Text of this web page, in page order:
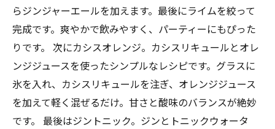
らジンジャーエールを加えます。最後にライムを絞って
完成です。爽やかで飲みやすく、パーティーにもぴった
りです。 次にカシスオレンジ。カシスリキュールとオレ
ンジジュースを使ったシンプルなレシピです。グラスに
氷を入れ、カシスリキュールを注ぎ、オレンジジュース
を加えて軽く混ぜるだけ。甘さと酸味のバランスが絶妙
です。 最後はジントニック。ジンとトニックウォータ